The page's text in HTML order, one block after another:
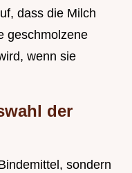
dass die Milch
geschmolzene
wenn sie
der
sondern